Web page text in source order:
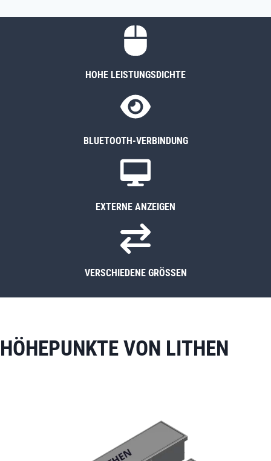
HOHE LEISTUNGSDICHTE
BLUETOOTH-VERBINDUNG
EXTERNE ANZEIGEN
VERSCHIEDENE GRÖSSEN
HÖHEPUNKTE VON LITHEN